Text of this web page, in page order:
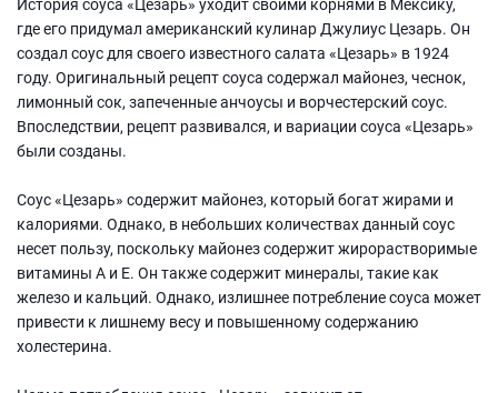
где его придумал американский кулинар Джулиус Цезарь. Он
создал соус для своего известного салата «Цезарь» в 1924
году. Оригинальный рецепт соуса содержал майонез, чеснок,
лимонный сок, запеченные анчоусы и ворчестерский соус.
Впоследствии, рецепт развивался, и вариации соуса «Цезарь»
были созданы.
Соус «Цезарь» содержит майонез, который богат жирами и
калориями. Однако, в небольших количествах данный соус
несет пользу, поскольку майонез содержит жирорастворимые
витамины А и Е. Он также содержит минералы, такие как
железо и кальций. Однако, излишнее потребление соуса может
привести к лишнему весу и повышенному содержанию
холестерина.